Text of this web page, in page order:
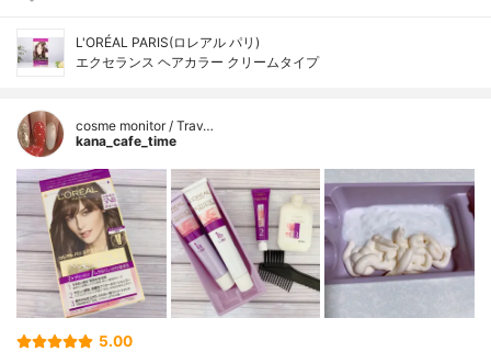
L'ORÉAL PARIS(ロレアル パリ)
エクセランス ヘアカラー クリームタイプ
cosme monitor / Trav…
kana_cafe_time
5.00